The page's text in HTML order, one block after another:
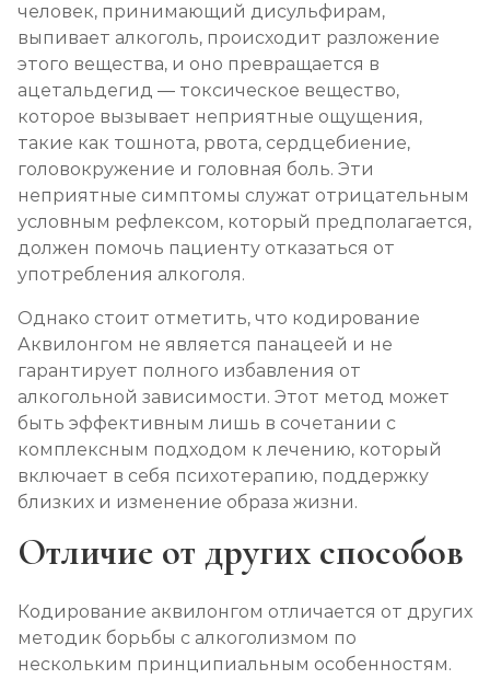
Химический блок от алкоголизма
от 4 000 ₽ Записаться
Вшивание Торпедо
от 5 000 ₽ Записаться
Раскодирование от алкоголизма
от 2 500 ₽ Записаться
Мотивация на лечение алкоголизма
от 3 000 ₽ Записаться
Лечение алкоголизма на дому
от 3 000 ₽ Записаться
Лечение алкоголизма амбулаторно
от 1 500 ₽/сеанс Записаться
Лечение алкоголизма в стационаре (сутки)
от 3 500 ₽ Записаться
человек, принимающий дисульфирам,
выпивает алкоголь, происходит разложение
этого вещества, и оно превращается в
ацетальдегид — токсическое вещество,
которое вызывает неприятные ощущения,
такие как тошнота, рвота, сердцебиение,
головокружение и головная боль. Эти
неприятные симптомы служат отрицательным
условным рефлексом, который предполагается,
должен помочь пациенту отказаться от
употребления алкоголя.
Однако стоит отметить, что кодирование
Аквилонгом не является панацеей и не
гарантирует полного избавления от
алкогольной зависимости. Этот метод может
быть эффективным лишь в сочетании с
комплексным подходом к лечению, который
включает в себя психотерапию, поддержку
близких и изменение образа жизни.
Отличие от других способов
Кодирование аквилонгом отличается от других
методик борьбы с алкоголизмом по
нескольким принципиальным особенностям.